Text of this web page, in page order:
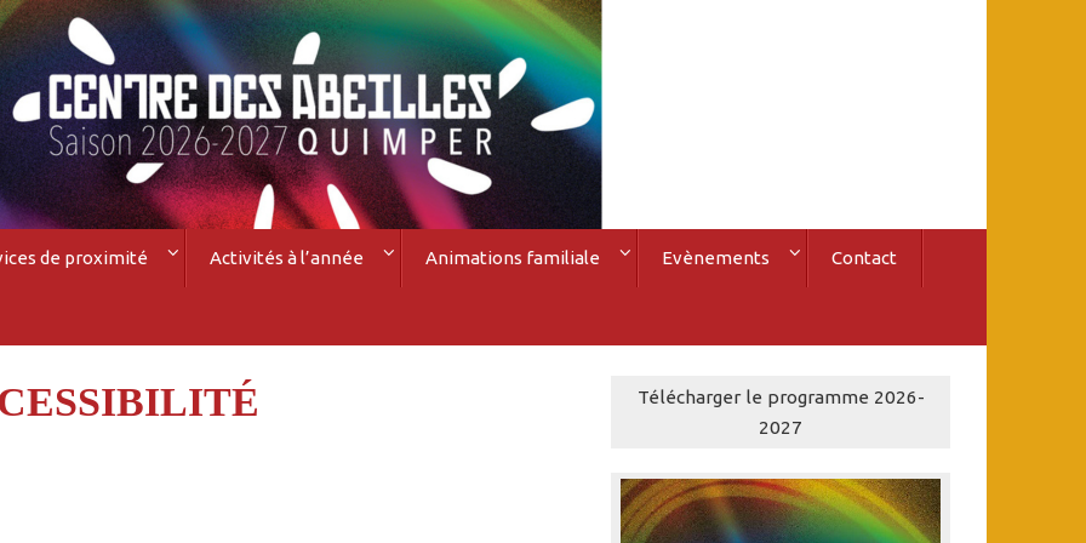
de proximité Activités à l’année Animations familiale Evènements Contact
Télécharger le programme 2026-
2027